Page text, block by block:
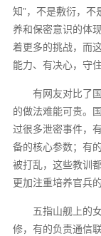
知”，不是敷衍，
养和保密意识的体
着更多的挑战，而
能力、有决心，守
有网友对比了
的做法难能可贵。
过很多泄密事件，
备的核心参数；有
被打乱，这些教训
更加注重培养官兵
五指山舰上的
修，有的负责通信